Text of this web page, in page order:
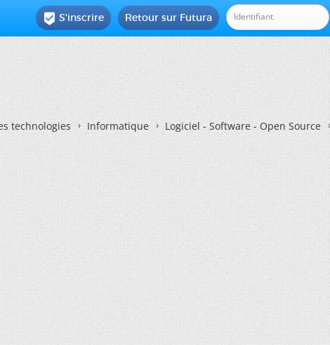
Retour sur Futura
 S'inscrire
technologies Informatique Logiciel - Software - Open Source